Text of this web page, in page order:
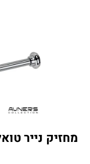
מחזיק נייר